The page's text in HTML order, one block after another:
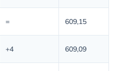
= 609,15
+4 609,09